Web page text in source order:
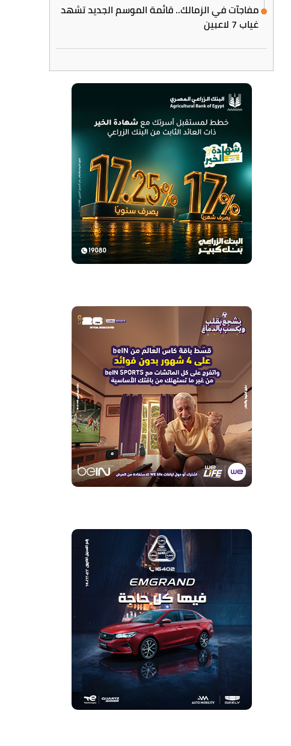
مفاجآت في الزمالك.. قائمة الموسم الجديد تشهد
غياب 7 لاعبين